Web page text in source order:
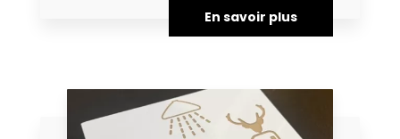
En savoir plus